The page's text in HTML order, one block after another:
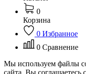
0
Корзина
0 Избранное
0 Сравнение
Мы используем файлы